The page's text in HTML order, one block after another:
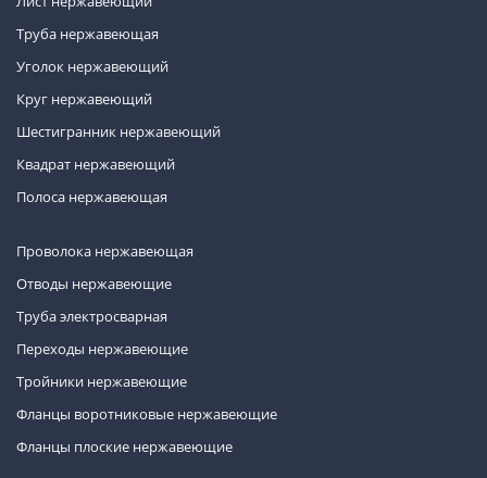
Труба нержавеющая
Уголок нержавеющий
Круг нержавеющий
Шестигранник нержавеющий
Квадрат нержавеющий
Полоса нержавеющая
Проволока нержавеющая
Отводы нержавеющие
Труба электросварная
Переходы нержавеющие
Тройники нержавеющие
Фланцы воротниковые нержавеющие
Фланцы плоские нержавеющие